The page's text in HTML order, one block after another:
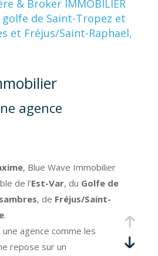
& Broker IMMOBILIER
golfe de Saint-Tropez et
et Fréjus/Saint-Raphaël,
agence
, Blue Wave Immobilier
de l’Est-Var, du Golfe de
, de Fréjus/Saint-
.
agence comme les
repose sur un
PAR
NOUVEAUTÉS